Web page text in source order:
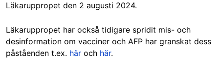
Läkaruppropet den 2 augusti 2024.
Läkaruppropet har också tidigare spridit mis- och
desinformation om vacciner och AFP har granskat dess
påståenden t.ex. här och här.